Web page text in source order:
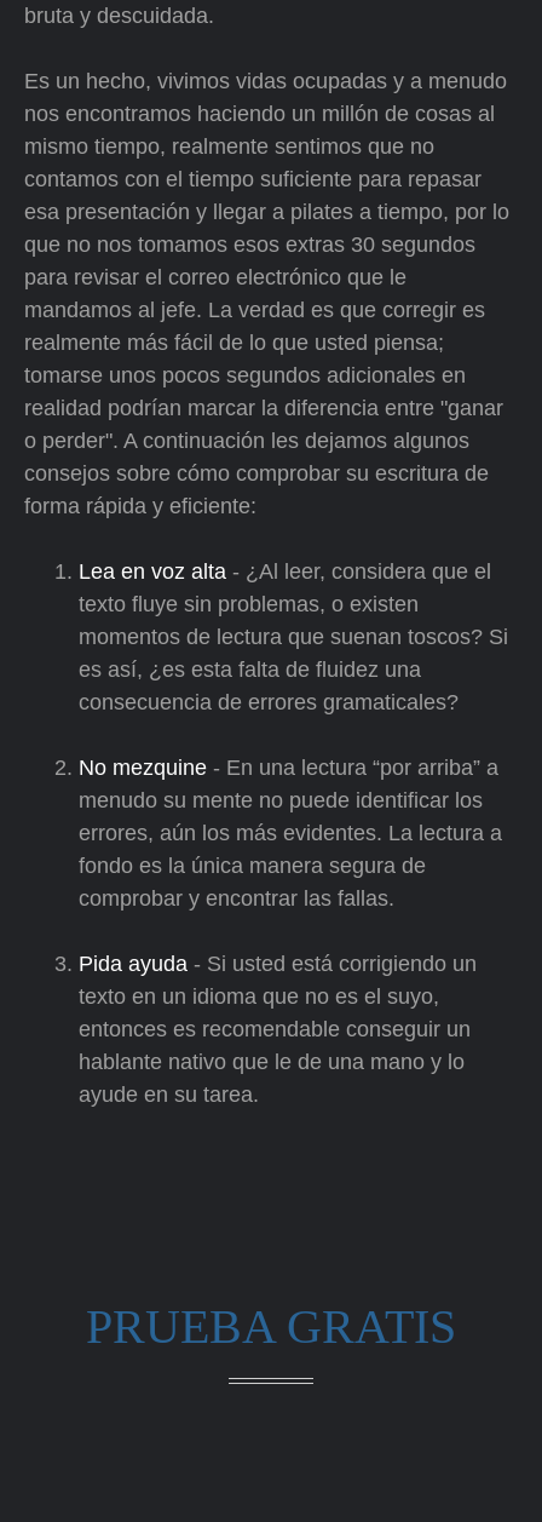
bruta y descuidada.
Es un hecho, vivimos vidas ocupadas y a menudo
nos encontramos haciendo un millón de cosas al
mismo tiempo, realmente sentimos que no
contamos con el tiempo suficiente para repasar
esa presentación y llegar a pilates a tiempo, por lo
que no nos tomamos esos extras 30 segundos
para revisar el correo electrónico que le
mandamos al jefe. La verdad es que corregir es
realmente más fácil de lo que usted piensa;
tomarse unos pocos segundos adicionales en
realidad podrían marcar la diferencia entre "ganar
o perder". A continuación les dejamos algunos
consejos sobre cómo comprobar su escritura de
forma rápida y eficiente:
Lea en voz alta - ¿Al leer, considera que el
texto fluye sin problemas, o existen
momentos de lectura que suenan toscos? Si
es así, ¿es esta falta de fluidez una
consecuencia de errores gramaticales?
No mezquine - En una lectura “por arriba” a
menudo su mente no puede identificar los
errores, aún los más evidentes. La lectura a
fondo es la única manera segura de
comprobar y encontrar las fallas.
Pida ayuda - Si usted está corrigiendo un
texto en un idioma que no es el suyo,
entonces es recomendable conseguir un
hablante nativo que le de una mano y lo
ayude en su tarea.
PRUEBA GRATIS